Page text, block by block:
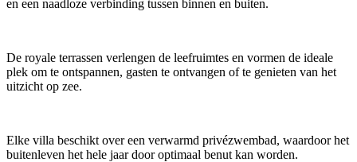
en een naadloze verbinding tussen binnen en buiten.
De royale terrassen verlengen de leefruimtes en vormen de ideale
plek om te ontspannen, gasten te ontvangen of te genieten van het
uitzicht op zee.
Elke villa beschikt over een verwarmd privézwembad, waardoor het
buitenleven het hele jaar door optimaal benut kan worden.